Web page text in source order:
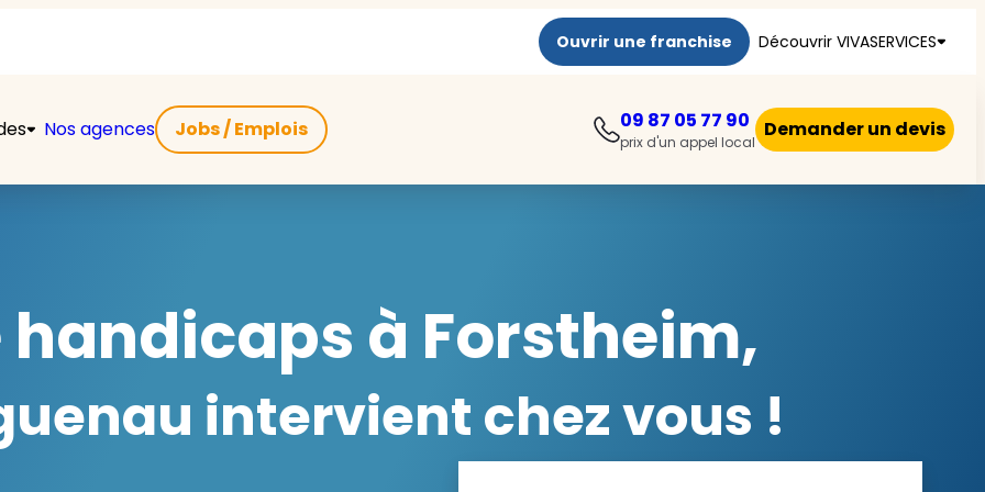
Ouvrir une franchise Découvrir VIVASERVICES
Nos agences Jobs / Emplois 09 87 05 77 90
prix d'un appel local
Demander un devis
à Forstheim,
intervient chez vous !